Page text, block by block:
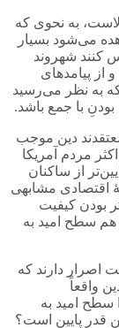
به نحوی که
می‌شود بسیار
کنند شهروند
از پیامدهای
به نظر می‌رسید
با جمع باشد.
دین موجب
مردم آمریکا
از ساکنان
مشابهی
بودن کیفیت
هم سطح امید به
اصرار دارند که
واقعاً
سطح امید به
قدر پایین است؟